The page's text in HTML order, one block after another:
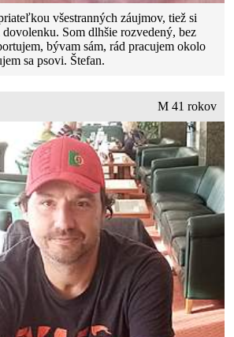
všestranných záujmov, tiež si
Som dlhšie rozvedený, bez
bývam sám, rád pracujem okolo
sa psovi. Štefan.
M 41 rokov